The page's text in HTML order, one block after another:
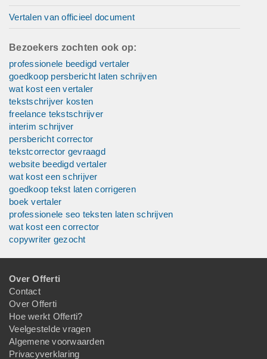
Vertalen van officieel document
Bezoekers zochten ook op:
professionele beedigd vertaler
goedkoop persbericht laten schrijven
wat kost een vertaler
tekstschrijver kosten
freelance tekstschrijver
interim schrijver
persbericht corrector
tekstcorrector gevraagd
website beedigd vertaler
wat kost een schrijver
goedkoop tekst laten corrigeren
boek vertaler
professionele seo teksten laten schrijven
wat kost een corrector
copywriter gezocht
Over Offerti
Contact
Over Offerti
Hoe werkt Offerti?
Veelgestelde vragen
Algemene voorwaarden
Privacyverklaring